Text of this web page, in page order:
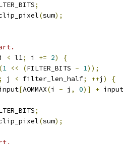
;
(sum);
< l1; i += 2)
{
(1 << (FILTER_BITS - 1));
; j < filter_len_half; ++j )
{
[AOMMAX(i - j , 0)] + input
;
(sum);